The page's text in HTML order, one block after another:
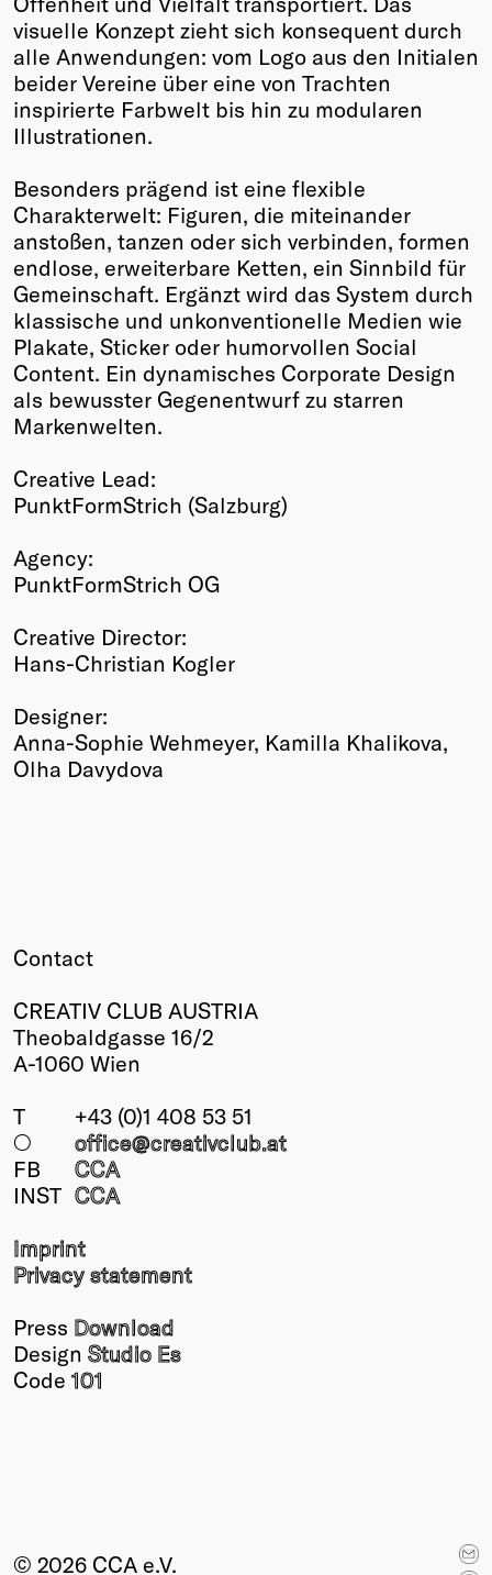
visuelle Konzept zieht sich konsequent durch
alle Anwendungen: vom Logo aus den Initialen
beider Vereine über eine von Trachten
inspirierte Farbwelt bis hin zu modularen
Illustrationen.
Besonders prägend ist eine flexible
Charakterwelt: Figuren, die miteinander
anstoßen, tanzen oder sich verbinden, formen
endlose, erweiterbare Ketten, ein Sinnbild für
Gemeinschaft. Ergänzt wird das System durch
klassische und unkonventionelle Medien wie
Plakate, Sticker oder humorvollen Social
Content. Ein dynamisches Corporate Design
als bewusster Gegenentwurf zu starren
Markenwelten.
Creative Lead:
PunktFormStrich (Salzburg)
Agency:
PunktFormStrich OG
Creative Director:
Hans-Christian Kogler
Designer:
Anna-Sophie Wehmeyer, Kamilla Khalikova,
Olha Davydova
Contact
CREATIV CLUB AUSTRIA
Theobaldgasse 16/2
A-1060 Wien
T
+43 (0)1 408 53 51
○
office@creativclub.at
FB
CCA
INST CCA
Imprint
Privacy statement
Press Download
Design Studio Es
Code 101
© 2026 CCA e.V.